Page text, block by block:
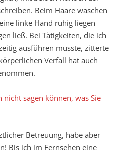
Beim Haare waschen
linke Hand ruhig liegen
ließ. Bei Tätigkeiten, die ich
ausführen musste, zitterte
Verfall hat auch
sagen können, was Sie
Betreuung, habe aber
Bis ich im Fernsehen eine